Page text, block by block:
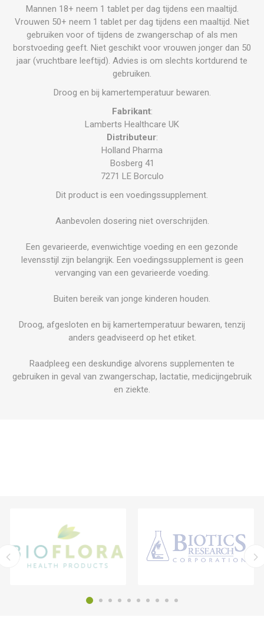
Mannen 18+ neem 1 tablet per dag tijdens een maaltijd.
Vrouwen 50+ neem 1 tablet per dag tijdens een maaltijd. Niet
gebruiken voor of tijdens de zwangerschap of als men
borstvoeding geeft. Niet geschikt voor vrouwen jonger dan 50
jaar (vruchtbare leeftijd). Advies is om slechts kortdurend te
gebruiken.
Droog en bij kamertemperatuur bewaren.
Fabrikant:
Lamberts Healthcare UK
Distributeur:
Holland Pharma
Bosberg 41
7271 LE Borculo
Dit product is een voedingssupplement.
Aanbevolen dosering niet overschrijden.
Een gevarieerde, evenwichtige voeding en een gezonde
levensstijl zijn belangrijk. Een voedingssupplement is geen
vervanging van een gevarieerde voeding.
Buiten bereik van jonge kinderen houden.
Droog, afgesloten en bij kamertemperatuur bewaren, tenzij
anders geadviseerd op het etiket.
Raadpleeg een deskundige alvorens supplementen te
gebruiken in geval van zwangerschap, lactatie, medicijngebruik
en ziekte.